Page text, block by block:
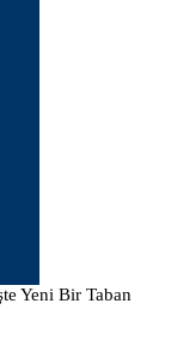
Yeni Bir Taban